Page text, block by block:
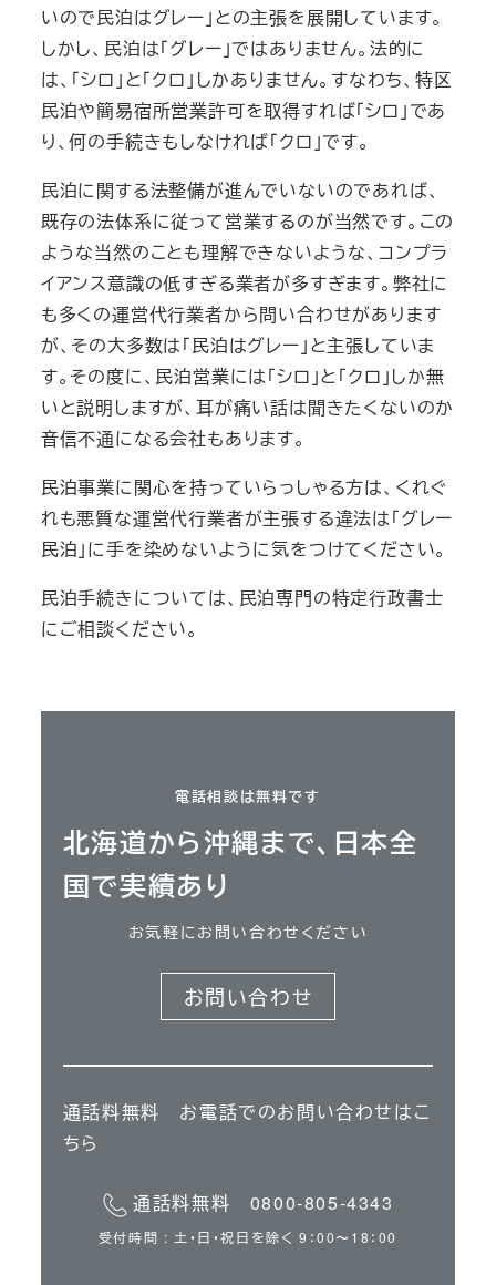
いので民泊はグレー」との主張を展開しています。
しかし、民泊は「グレー」ではありません。法的に
は、「シロ」と「クロ」しかありません。すなわち、特区
民泊や簡易宿所営業許可を取得すれば「シロ」であ
り、何の手続きもしなければ「クロ」です。
民泊に関する法整備が進んでいないのであれば、
既存の法体系に従って営業するのが当然です。この
ような当然のことも理解できないような、コンプラ
イアンス意識の低すぎる業者が多すぎます。弊社に
も多くの運営代行業者から問い合わせがあります
が、その大多数は「民泊はグレー」と主張していま
す。その度に、民泊営業には「シロ」と「クロ」しか無
いと説明しますが、耳が痛い話は聞きたくないのか
音信不通になる会社もあります。
民泊事業に関心を持っていらっしゃる方は、くれぐ
れも悪質な運営代行業者が主張する違法は「グレー
民泊」に手を染めないように気をつけてください。
民泊手続きについては、民泊専門の特定行政書士
にご相談ください。
電話相談は無料です
北海道から沖縄まで、日本全
国で実績あり
お気軽にお問い合わせください
お問い合わせ
通話料無料 お電話でのお問い合わせはこ
ちら
通話料無料 0800-805-4343
受付時間 : 土・日・祝日を除く 9：00〜18：00